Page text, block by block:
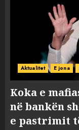
Aktualitet E jona
Koka e
në bankën
e pastrimit